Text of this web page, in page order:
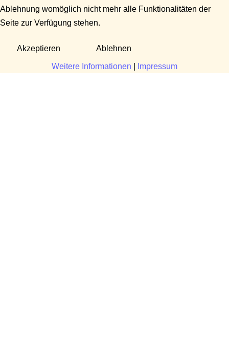
Ablehnung womöglich nicht mehr alle Funktionalitäten der
Seite zur Verfügung stehen.
Akzeptieren Ablehnen
Weitere Informationen Impressum